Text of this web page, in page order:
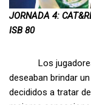
JORNADA 4:
ISB 80
Los jugadores
deseaban brindar
decididos a tratar